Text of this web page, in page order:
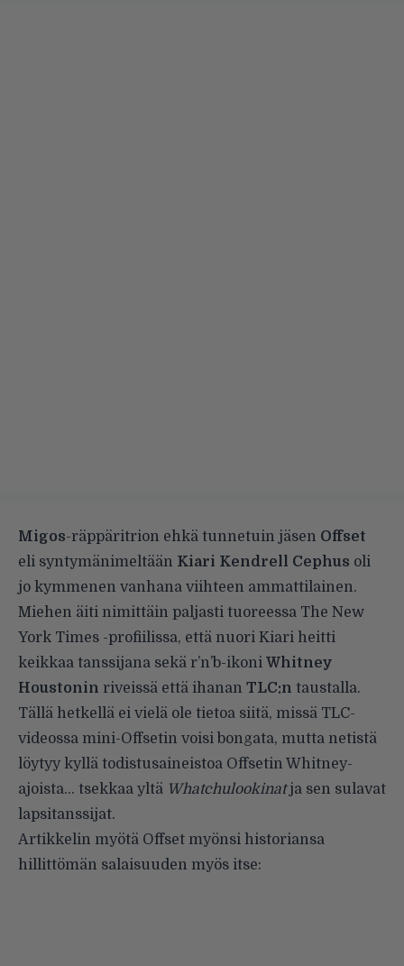
Migos-räppäritrion ehkä tunnetuin jäsen Offset
eli syntymänimeltään Kiari Kendrell Cephus oli
jo kymmenen vanhana viihteen ammattilainen.
Miehen äiti nimittäin paljasti tuoreessa The New
York Times -profiilissa, että nuori Kiari heitti
keikkaa tanssijana sekä r’n’b-ikoni Whitney
Houstonin riveissä että ihanan TLC:n taustalla.
Tällä hetkellä ei vielä ole tietoa siitä, missä TLC-
videossa mini-Offsetin voisi bongata, mutta netistä
löytyy kyllä todistusaineistoa Offsetin Whitney-
ajoista… tsekkaa yltä Whatchulookinatja sen sulavat
lapsitanssijat.
Artikkelin myötä Offset myönsi historiansa
hillittömän salaisuuden myös itse: